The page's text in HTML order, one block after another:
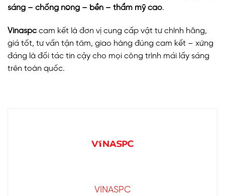
sáng – chống nóng – bền – thẩm mỹ cao.
Vinaspc cam kết là đơn vị cung cấp vật tư chính hãng,
giá tốt, tư vấn tận tâm, giao hàng đúng cam kết – xứng
đáng là đối tác tin cậy cho mọi công trình mái lấy sáng
trên toàn quốc.
VINASPC